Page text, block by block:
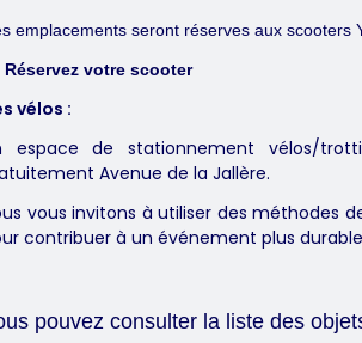
emplacements seront réserves aux scooters
Réservez votre scooter
vélos :
espace de stationnement vélos/
Avenue de la Jallère.
vous invitons à utiliser des méthodes
contribuer à un événement plus
pouvez consulter la liste des